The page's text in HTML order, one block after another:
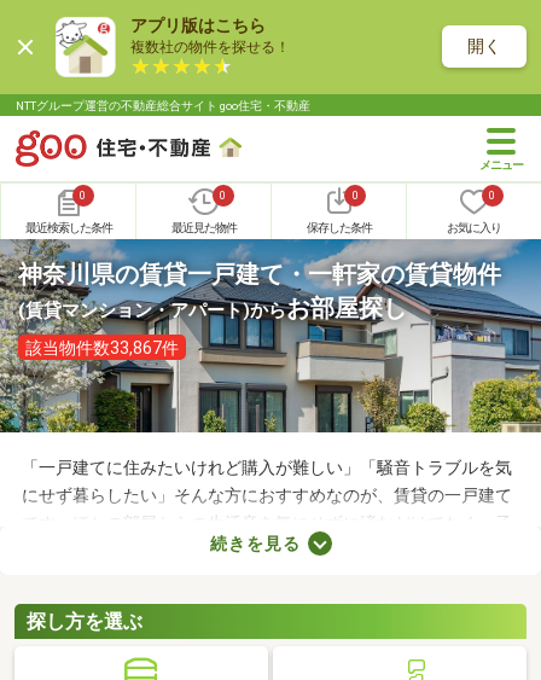
アプリ版はこちら
複数社の物件を探せる！ 開く
NTTグループ運営の不動産総合サイト goo住宅・不動産
0
最近検索した条件
0
最近見た物件
0
保存した条件
0
お気に入り
神奈川県の賃貸一戸建て・一軒家の賃貸物件
(賃貸マンション・アパート)からお部屋探し
該当物件数33,867件
「一戸建てに住みたいけれど購入が難しい」「騒音トラブルを気
にせず暮らしたい」そんな方におすすめなのが、賃貸の一戸建て
です。ほかの部屋からの生活音を気にせずに済むだけでなく、子
どもの足音に気を遣わずに済む点も戸建ての魅力。生活音のトラ
します。
続きを見る
探し方を選ぶ